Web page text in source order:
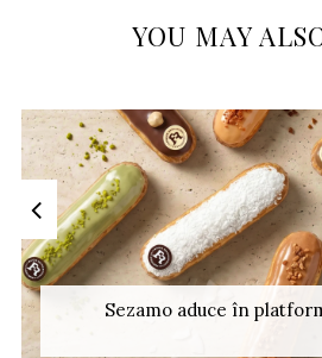
YOU MAY
Sezamo aduce în